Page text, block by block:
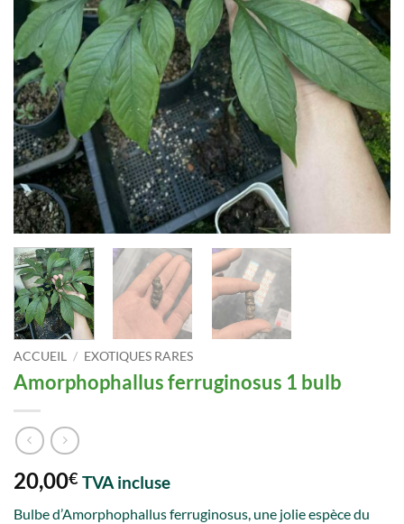
ACCUEIL / EXOTIQUES RARES
Amorphophallus ferruginosus 1 bulb
20,00€ TVA incluse
Bulbe d’Amorphophallus ferruginosus, une jolie espèce du